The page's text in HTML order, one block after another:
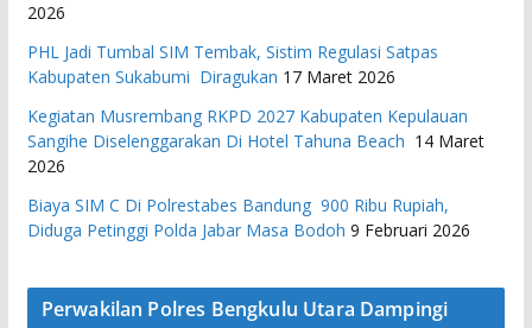
2026
PHL Jadi Tumbal SIM Tembak, Sistim Regulasi Satpas
Kabupaten Sukabumi Diragukan 17 Maret 2026
Kegiatan Musrembang RKPD 2027 ​Kabupaten Kepulauan
Sangihe Diselenggarakan Di Hotel Tahuna Beach 14 Maret
2026
Biaya SIM C Di Polrestabes Bandung 900 Ribu Rupiah,
Diduga Petinggi Polda Jabar Masa Bodoh 9 Februari 2026
Perwakilan Polres Bengkulu Utara Dampingi